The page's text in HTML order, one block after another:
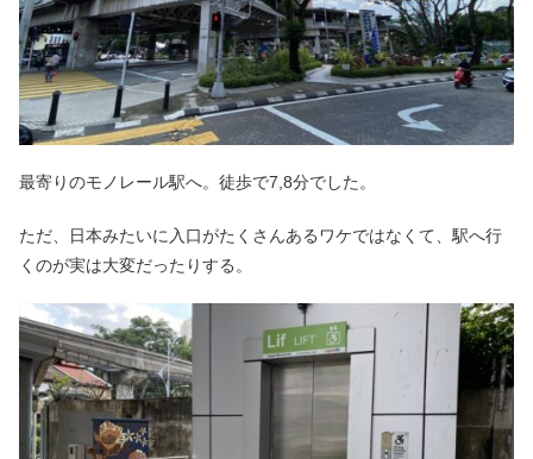
最寄りのモノレール駅へ。徒歩で7,8分でした。
ただ、日本みたいに入口がたくさんあるワケではなくて、駅へ行
くのが実は大変だったりする。